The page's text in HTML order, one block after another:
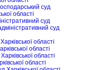
суд
області
суд
суд
області
області
області
області